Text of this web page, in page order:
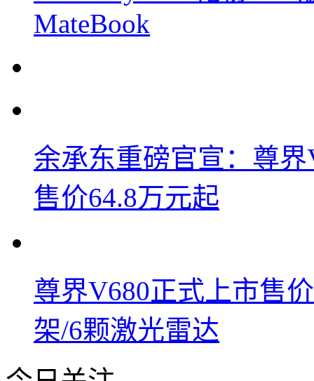
MateBook
余承东重磅官宣：尊
售价64.8万元起
尊界V680正式上市售
架/6颗激光雷达